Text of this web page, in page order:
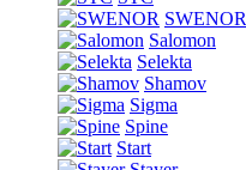
SWENOR
Salomon
Selekta
Shamov
Sigma
Spine
Start